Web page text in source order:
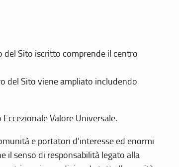
del Sito iscritto comprende il centro
del Sito viene ampliato includendo
Valore Universale.
e portatori d’interesse ed enormi
il senso di responsabilità legato alla